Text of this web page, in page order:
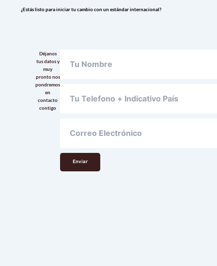
¿Estás listo para iniciar tu cambio con un estándar internacional?
Déjanos
tus datos y
muy
pronto nos
pondremos
en
contacto
contigo
Enviar